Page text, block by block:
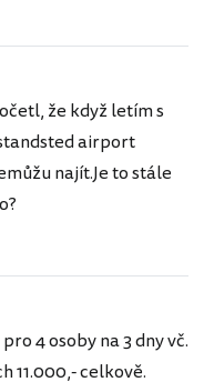
že když letím s
airport
najít.Je to stále
4 osoby na 3 dny vč.
11.000,- celkově.